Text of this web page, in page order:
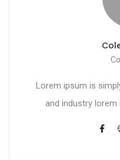
Lorem ipsum is
and industry lorem